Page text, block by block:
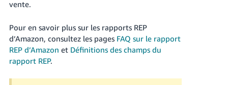
vente.
Pour en savoir plus sur les rapports REP
d’Amazon, consultez les pages FAQ sur le rapport
REP d’Amazon et Définitions des champs du
rapport REP.